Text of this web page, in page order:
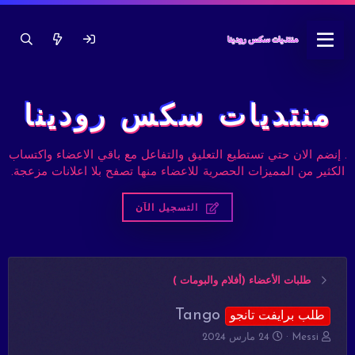
منتديات سكس رودينا
. إنضم الان حتي تستطيع التعليق والتفاعل مع باقي الاعضاء واكتساب
الكثير من المميزات الحصرية للاعضاء منها تصفح بلا اعلانات مزعجة.
التسجيل الآن
طلبات الأعضاء (أفلام والبومات )
طلب برايفت تانجو Tango
بMessi
ت24 مارس 2024